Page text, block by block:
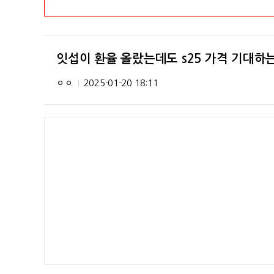
잇섭이 환율 올랐는데도 s25 가격 기대하
ㅇㅇ 2025-01-20 18:11